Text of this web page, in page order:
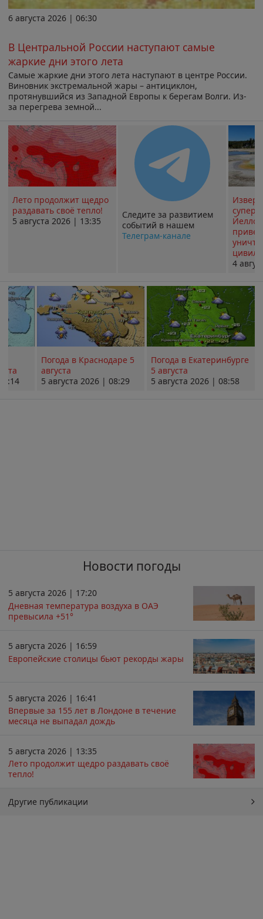
6 августа 2026 | 06:30
В Центральной России наступают самые
жаркие дни этого лета
Самые жаркие дни этого лета наступают в центре России.
Виновник экстремальной жары – антициклон,
протянувшийся из Западной Европы к берегам Волги. Из-
за перегрева земной...
Лето продолжит щедро
раздавать своё тепло!
5 августа 2026 | 13:35
Следите за развитием
событий в нашем
Телеграм-канале
4
Погода в Краснодаре 5
августа
5 августа 2026 | 08:29
Погода в Екатеринбурге
5 августа
5 августа 2026 | 08:58
Новости погоды
5 августа 2026 | 17:20
Дневная температура воздуха в ОАЭ
превысила +51°
5 августа 2026 | 16:59
Европейские столицы бьют рекорды жары
5 августа 2026 | 16:41
Впервые за 155 лет в Лондоне в течение
месяца не выпадал дождь
5 августа 2026 | 13:35
Лето продолжит щедро раздавать своё
тепло!
Другие публикации